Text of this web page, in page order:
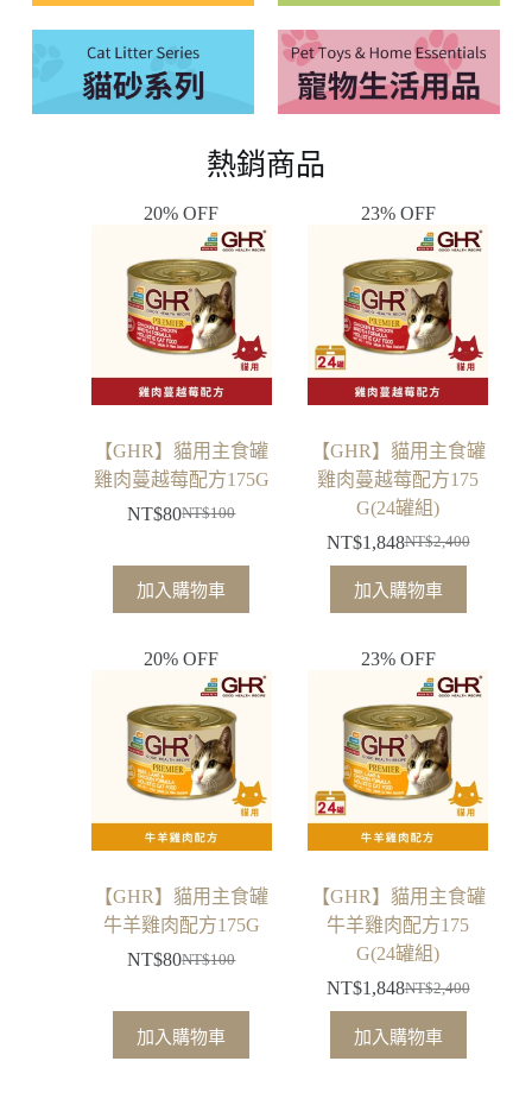
熱銷商品
20% OFF
【GHR】貓用主食罐
雞肉蔓越莓配方175G
NT$100
NT$80
加入購物車
23% OFF
【GHR】貓用主食罐
雞肉蔓越莓配方175
G(24罐組)
NT$2,400
NT$1,848
加入購物車
20% OFF
【GHR】貓用主食罐
牛羊雞肉配方175G
NT$100
NT$80
加入購物車
23% OFF
【GHR】貓用主食罐
牛羊雞肉配方175
G(24罐組)
NT$2,400
NT$1,848
加入購物車